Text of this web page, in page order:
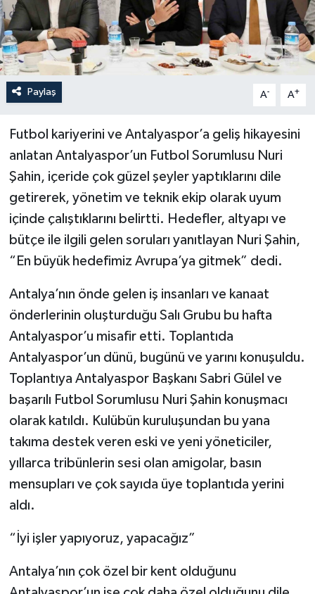
Paylaş A- A+
Futbol kariyerini ve Antalyaspor’a geliş hikayesini
anlatan Antalyaspor’un Futbol Sorumlusu Nuri
Şahin, içeride çok güzel şeyler yaptıklarını dile
getirerek, yönetim ve teknik ekip olarak uyum
içinde çalıştıklarını belirtti. Hedefler, altyapı ve
bütçe ile ilgili gelen soruları yanıtlayan Nuri Şahin,
“En büyük hedefimiz Avrupa’ya gitmek” dedi.
Antalya’nın önde gelen iş insanları ve kanaat
önderlerinin oluşturduğu Salı Grubu bu hafta
Antalyaspor’u misafir etti. Toplantıda
Antalyaspor’un dünü, bugünü ve yarını konuşuldu.
Toplantıya Antalyaspor Başkanı Sabri Gülel ve
başarılı Futbol Sorumlusu Nuri Şahin konuşmacı
olarak katıldı. Kulübün kuruluşundan bu yana
takıma destek veren eski ve yeni yöneticiler,
yıllarca tribünlerin sesi olan amigolar, basın
mensupları ve çok sayıda üye toplantıda yerini
aldı.
“İyi işler yapıyoruz, yapacağız”
Antalya’nın çok özel bir kent olduğunu